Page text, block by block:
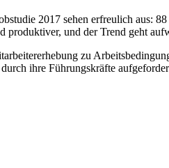
2017 sehen erfreulich aus:
und der Trend geht
zu
ihre Führungskräfte